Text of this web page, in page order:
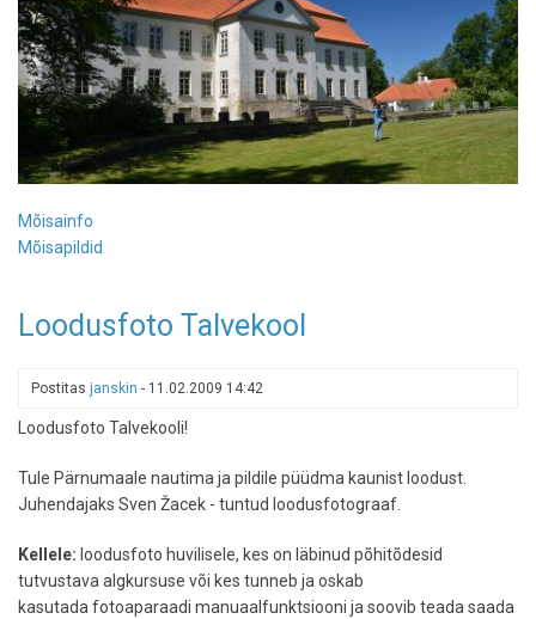
Mõisainfo
Mõisapildid
Loodusfoto Talvekool
Postitas janskin - 11.02.2009 14:42
Loodusfoto Talvekooli!
Tule Pärnumaale nautima ja pildile püüdma kaunist loodust.
Juhendajaks Sven Žacek - tuntud loodusfotograaf.
Kellele: loodusfoto huvilisele, kes on läbinud põhitõdesid
tutvustava algkursuse või kes tunneb ja oskab
kasutada fotoaparaadi manuaalfunktsiooni ja soovib teada saada